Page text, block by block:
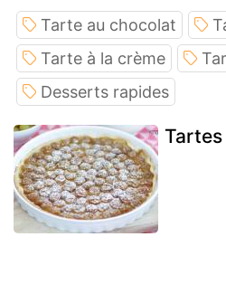
Tarte au chocolat
Tarte à la crème
Desserts rapides